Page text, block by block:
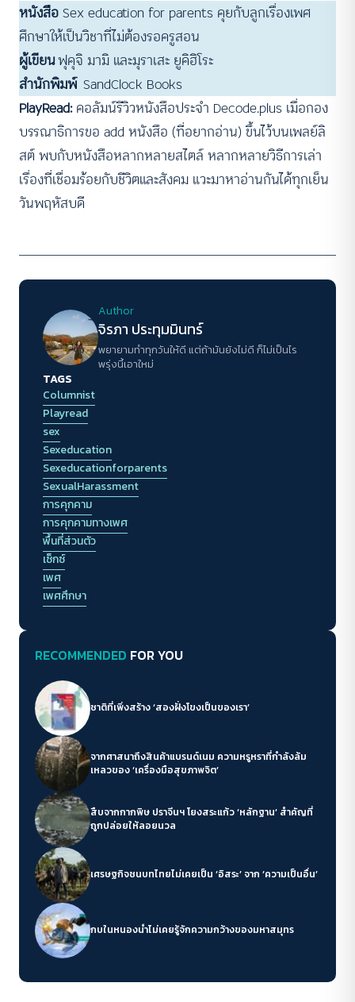
หนังสือ Sex education for parents คุยกับลูกเรื่องเพศ
ศึกษาให้เป็นวิชาที่ไม่ต้องรอครูสอน
ผู้เขียนฟุคุจิ มามิ และมุราเสะ ยูคิฮิโระ
สำนักพิมพ์SandClock Books
PlayRead:คอลัมน์รีวิวหนังสือประจำ Decode.plus เมื่อกอง
บรรณาธิการขอ add หนังสือ (ที่อยากอ่าน) ขึ้นไว้บนเพลย์ลิ
สต์ พบกับหนังสือหลากหลายสไตล์ หลากหลายวิธีการเล่า
เรื่องที่เชื่อมร้อยกับชีวิตและสังคม แวะมาหาอ่านกันได้ทุกเย็น
วันพฤหัสบดี
Author
จิรภา ประทุมมินทร์
พยายามทำทุกวันให้ดี แต่ถ้ามันยังไม่ดี ก็ไม่เป็นไร
พรุ่งนี้เอาใหม่
TAGS
Columnist
Playread
sex
Sexeducation
Sexeducationforparents
SexualHarassment
การคุกคาม
การคุกคามทางเพศ
พื้นที่ส่วนตัว
เซ็กซ์
เพศ
เพศศึกษา
RECOMMENDED FOR YOU
ชาติที่เพิ่งสร้าง ‘สองฝั่งโขงเป็นของเรา’
จากศาสนาถึงสินค้าแบรนด์เนม ความหรูหราที่กำลังล้ม
เหลวของ ‘เครื่องมือสุขภาพจิต’
สืบจากกากพิษ ปราจีนฯ โยงสระแก้ว ‘หลักฐาน’ สำคัญที่
ถูกปล่อยให้ลอยนวล
เศรษฐกิจชนบทไทยไม่เคยเป็น ‘อิสระ’ จาก ‘ความเป็นอื่น’
กบในหนองน้ำไม่เคยรู้จักความกว้างของมหาสมุทร